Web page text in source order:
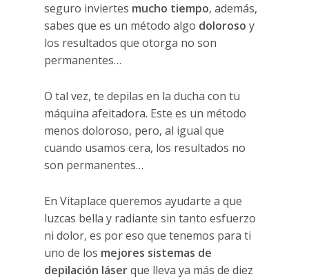
seguro inviertes mucho tiempo, además,
sabes que es un método algo doloroso y
los resultados que otorga no son
permanentes…
O tal vez, te depilas en la ducha con tu
máquina afeitadora. Este es un método
menos doloroso, pero, al igual que
cuando usamos cera, los resultados no
son permanentes…
En Vitaplace queremos ayudarte a que
luzcas bella y radiante sin tanto esfuerzo
ni dolor, es por eso que tenemos para ti
uno de los mejores sistemas de
depilación láserque lleva ya más de diez